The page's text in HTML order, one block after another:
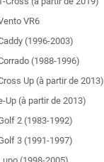
VR6
(1996-2003)
(1988-1996)
Up (à partir de 2013)
Up (à partir de 2013)
2 (1983-1992)
3 (1991-1997)